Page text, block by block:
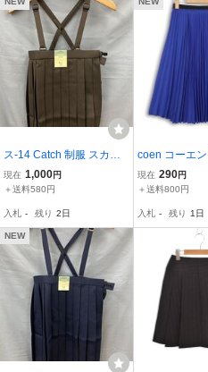
ス-14 Catch 制服 スカー
ト 130 A サイズ ブラウン
茶色 スクール ユニホーム
スカート YKK ファスナー
現在 1,000円
＋送料580円
入札 - 残り 2日
coen コーエ
リーツ スカー
フレア Sz.150
現在 290円
＋送料800円
入札 - 残り 1日
NEW